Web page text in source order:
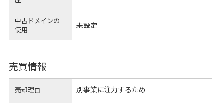
中古ドメインの
使用
未設定
売買情報
売却理由 別事業に注力するため